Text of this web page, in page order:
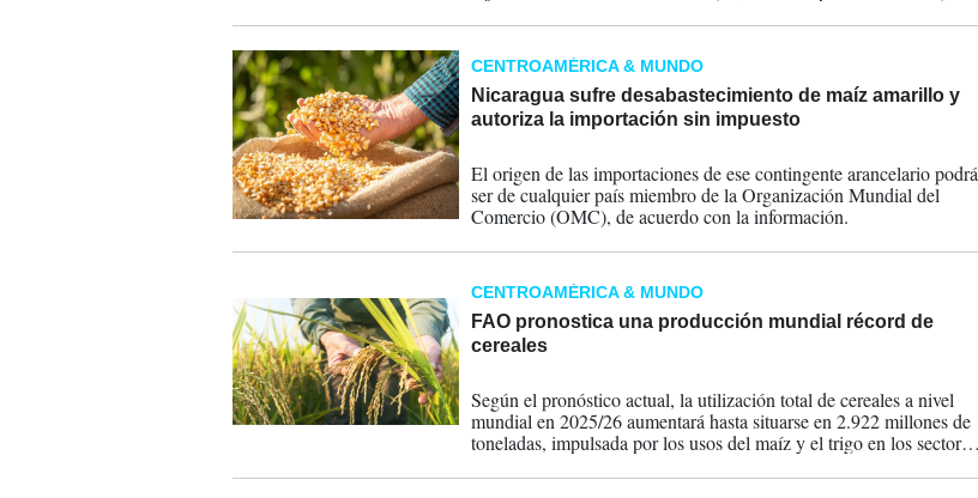
de 48,8 %.
CENTROAMÉRICA & MUNDO
Nicaragua sufre desabastecimiento de maíz amarillo y
autoriza la importación sin impuesto
El origen de las importaciones de ese contingente arancelario podrá
ser de cualquier país miembro de la Organización Mundial del
Comercio (OMC), de acuerdo con la información.
CENTROAMÉRICA & MUNDO
FAO pronostica una producción mundial récord de
cereales
Según el pronóstico actual, la utilización total de cereales a nivel
mundial en 2025/26 aumentará hasta situarse en 2.922 millones de
toneladas, impulsada por los usos del maíz y el trigo en los sectores